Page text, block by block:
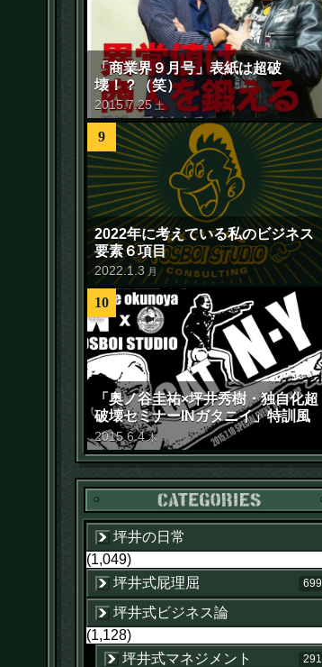
「商業界９月号」表紙は超破
壊！？（笑）
2015.7.25 土
9
2022年に考えている私のビジネス
要素６項目
2022.1 .3 月
10
「奥ノ谷圭祐×坪井秀樹・独自化超
破壊セミナーINガタニイ」特訓風
景動画（苦笑）
2015.6.4 木
坪井の日常
(1,049)
坪井式屁理屈
699
坪井式ビジネス論
(1,128)
坪井式マネジメント
291